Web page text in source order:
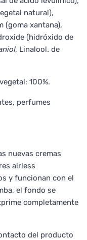
natural),
(goma xantana),
(hidróxido de
, Linalool. de
100%.
perfumes
nuevas cremas
airless
y funcionan con el
el fondo se
completamente
del producto